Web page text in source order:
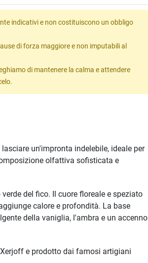
indicativi e non costituiscono un obbligo
di forza maggiore e non imputabili al
di mantenere la calma e attendere
un'impronta indelebile, ideale per
olfattiva sofisticata e
del fico. Il cuore floreale e speziato
calore e profondità. La base
della vaniglia, l'ambra e un accenno
e prodotto dai famosi artigiani